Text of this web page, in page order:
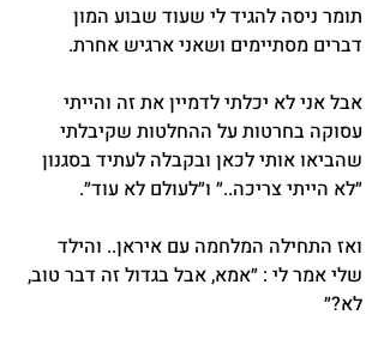
תומר ניסה להגיד לי שעוד שבוע המון
דברים מסתיימים ושאני ארגיש אחרת.
אבל אני לא יכלתי לדמיין את זה והייתי
עסוקה בחרטות על ההחלטות שקיבלתי
שהביאו אותי לכאן ובקבלה לעתיד בסגנון
״לא הייתי צריכה..״ ו״לעולם לא עוד״.
ואז התחילה המלחמה עם איראן.. והילד
שלי אמר לי : ״אמא, אבל בגדול זה דבר טוב,
לא?״